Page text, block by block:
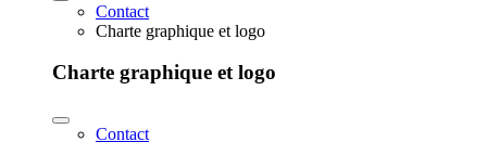
Contact
Charte graphique et logo
Charte graphique et logo
Contact